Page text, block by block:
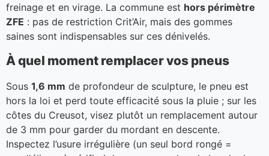
freinage et en virage. La commune est hors périmètre
ZFE : pas de restriction Crit’Air, mais des gommes
saines sont indispensables sur ces dénivelés.
À quel moment remplacer vos pneus
Sous 1,6 mm de profondeur de sculpture, le pneu est
hors la loi et perd toute efficacité sous la pluie ; sur les
côtes du Creusot, visez plutôt un remplacement autour
de 3 mm pour garder du mordant en descente.
Inspectez l’usure irrégulière (un seul bord rongé =